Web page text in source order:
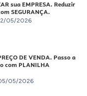
sua EMPRESA. Reduzir
SEGURANÇA.
05/2026
DE VENDA. Passo a
com PLANILHA
05/2026